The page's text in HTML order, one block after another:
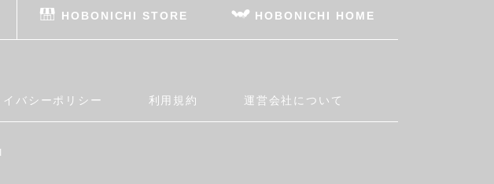
HOBONICHI STORE HOBONICHI HOME
イバシーポリシー 利用規約 運営会社について